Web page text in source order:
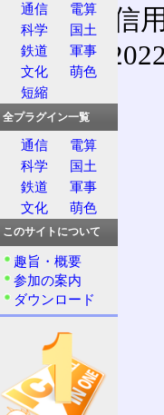
通信
(27-May-
通信
電算
科学
国土
鉄道
軍事
文化
萌色
短縮
全プラグイン一覧
通信
電算
科学
国土
鉄道
軍事
文化
萌色
このサイトについて
趣旨・概要
参加の案内
ダウンロード